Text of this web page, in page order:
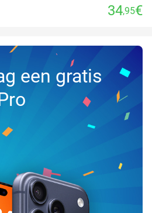
34,95€
een gratis